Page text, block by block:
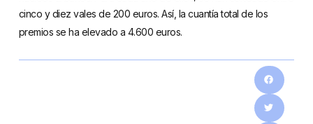
cinco y diez vales de 200 euros. Así, la cuantía total de los
premios se ha elevado a 4.600 euros.